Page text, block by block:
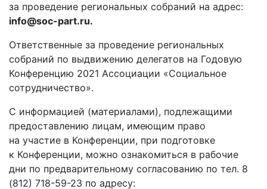
за проведение региональных собраний на адрес:
info@soc-part.ru.
Ответственные за проведение региональных
собраний по выдвижению делегатов на Годовую
Конференцию 2021 Ассоциации «Социальное
сотрудничество».
С информацией (материалами), подлежащими
предоставлению лицам, имеющим право
на участие в Конференции, при подготовке
к Конференции, можно ознакомиться в рабочие
дни по предварительному согласованию по тел. 8
(812) 718-59-23 по адресу: